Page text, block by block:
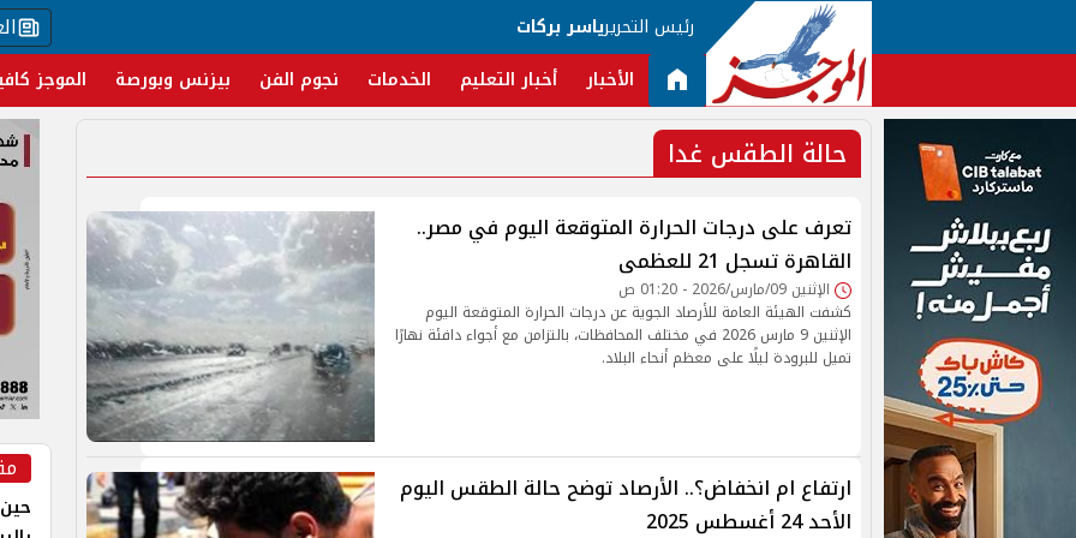
رئيس التحريرياسر بركات
الأخبار أخبار التعليم الخدمات نجوم الفن بيزنس وبورصة الموجز
حالة الطقس غدا
تعرف على درجات الحرارة المتوقعة اليوم في مصر..
القاهرة تسجل 21 للعظمى
الإثنين 09/مارس/2026 - 01:20 ص
كشفت الهيئة العامة للأرصاد الجوية عن درجات الحرارة المتوقعة اليوم
الإثنين 9 مارس 2026 في مختلف المحافظات، بالتزامن مع أجواء دافئة نهارًا
تميل للبرودة ليلًا على معظم أنحاء البلاد.
ارتفاع ام انخفاض؟.. الأرصاد توضح حالة الطقس اليوم
الأحد 24 أغسطس 2025